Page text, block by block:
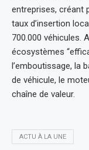
entreprises, créant
taux d’insertion
700.000 véhicules.
écosystèmes
l’emboutissage, la
de véhicule, le
chaîne de valeur.
ACTU À LA UNE